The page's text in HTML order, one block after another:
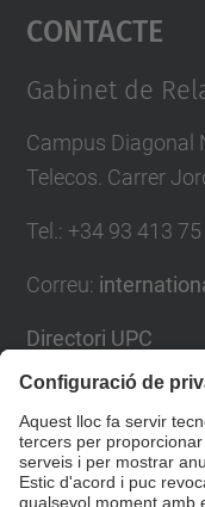
powered
Contacte
Gabinet de
Campus Diagonal
Telecos. Carrer
Tel. : +34 93 413 75
Correu:
Directori UPC
Formulari de
Llista